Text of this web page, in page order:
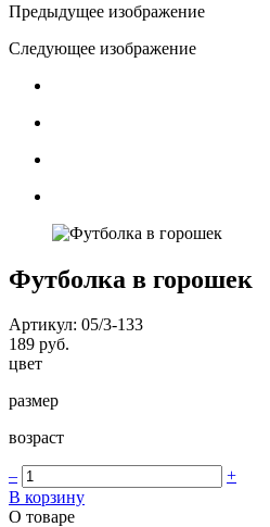
Предыдущее изображение
Следующее изображение
Футболка в горошек
Артикул: 05/3-133
189 руб.
цвет
размер
возраст
–
+
В корзину
О товаре